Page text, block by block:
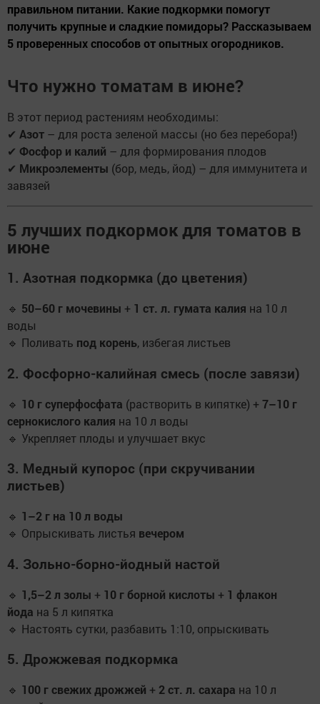
правильном питании. Какие подкормки помогут
получить крупные и сладкие помидоры? Рассказываем
5 проверенных способов от опытных огородников.
Что нужно томатам в июне?
В этот период растениям необходимы:
✔ Азот – для роста зеленой массы (но без перебора!)
✔ Фосфор и калий – для формирования плодов
✔ Микроэлементы (бор, медь, йод) – для иммунитета и
завязей
5 лучших подкормок для томатов в
июне
1. Азотная подкормка (до цветения)
🔹 50–60 г мочевины + 1 ст. л. гумата калия на 10 л
воды
🔹 Поливать под корень, избегая листьев
2. Фосфорно-калийная смесь (после завязи)
🔹 10 г суперфосфата (растворить в кипятке) +7–10 г
сернокислого калия на 10 л воды
🔹 Укрепляет плоды и улучшает вкус
3. Медный купорос (при скручивании
листьев)
🔹 1–2 г на 10 л воды
🔹 Опрыскивать листья вечером
4. Зольно-борно-йодный настой
🔹 1,5–2 л золы + 10 г борной кислоты + 1 флакон
йода на 5 л кипятка
🔹 Настоять сутки, разбавить 1:10, опрыскивать
5. Дрожжевая подкормка
🔹 100 г свежих дрожжей + 2 ст. л. сахара на 10 л